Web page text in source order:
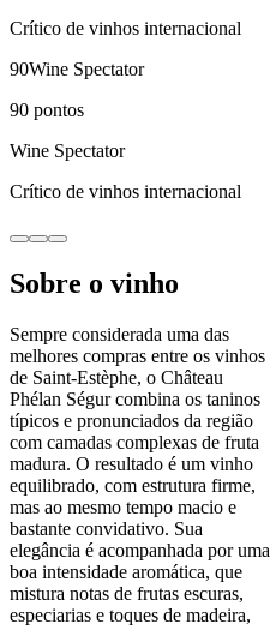
Crítico de vinhos internacional
90Wine Spectator
90 pontos
Wine Spectator
Crítico de vinhos internacional
Sobre o vinho
Sempre considerada uma das
melhores compras entre os vinhos
de Saint-Estèphe, o Château
Phélan Ségur combina os taninos
típicos e pronunciados da região
com camadas complexas de fruta
madura. O resultado é um vinho
equilibrado, com estrutura firme,
mas ao mesmo tempo macio e
bastante convidativo. Sua
elegância é acompanhada por uma
boa intensidade aromática, que
mistura notas de frutas escuras,
especiarias e toques de madeira,